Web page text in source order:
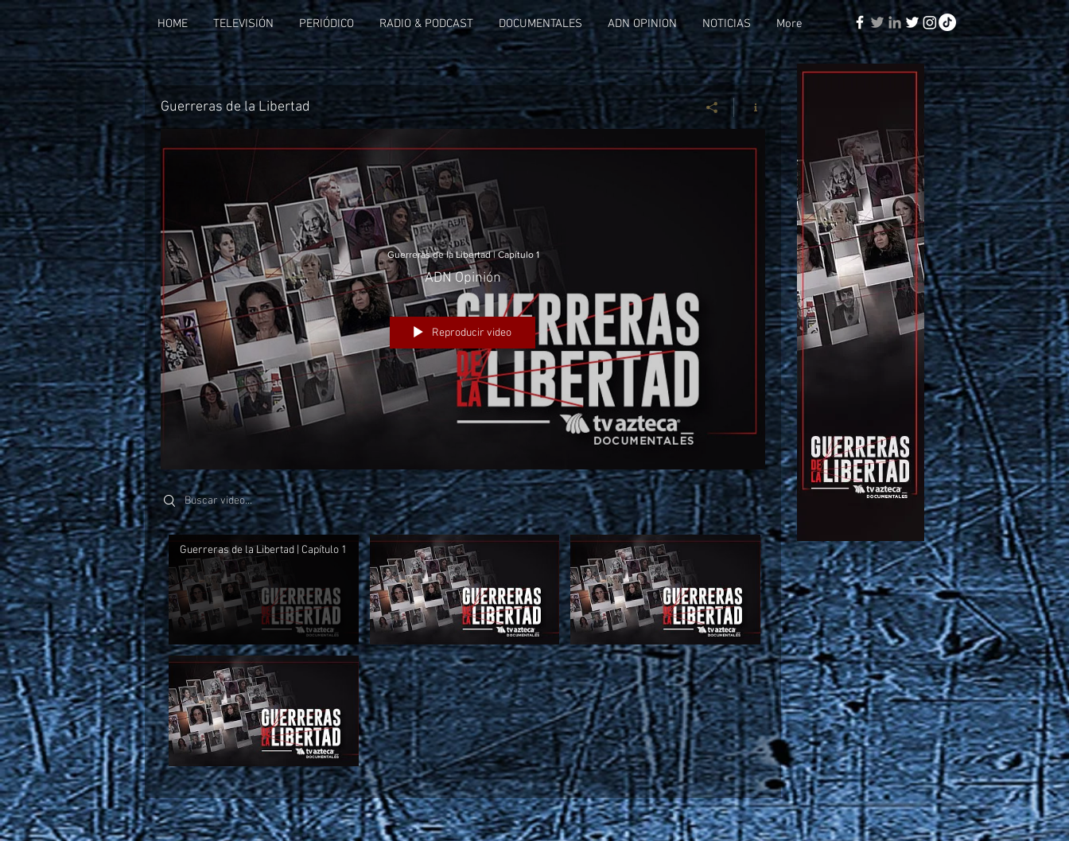
HOME TELEVISIÓN PERIÓDICO RADIO & PODCAST DOCUMENTALES ADN OPINION NOTICIAS More
Guerreras de la Libertad
Guerreras de la Libertad | Capítulo 1
ADN Opinión
Reproducir video
Search videos
Guerreras de la Libertad | Capítulo 1